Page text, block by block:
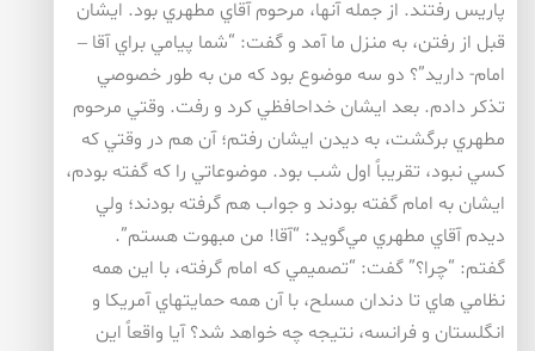
پاريس رفتند. از جمله آنها، مرحوم آقاي مطهري بود. ايشان
قبل از رفتن، به منزل ما آمد و گفت: “شما پيامي براي آقا –
امام- داريد”؟ دو سه موضوع بود كه من به طور خصوصي
تذكر دادم. بعد ايشان خداحافظي كرد و رفت. وقتي مرحوم
مطهري برگشت، به ديدن ايشان رفتم؛ آن هم در وقتي كه
كسي نبود، تقريباً اول شب بود. موضوعاتي را كه گفته بودم،
ايشان به امام گفته بودند و جواب هم گرفته بودند؛ ولي
ديدم آقاي مطهري مي‌گويد: “آقا! من مبهوت هستم”.
گفتم: “چرا؟” گفت: “تصميمي كه امام گرفته، با اين همه
نظامي هاي تا دندان مسلح، با آن همه حمايتهاي آمريكا و
انگلستان و فرانسه، نتيجه چه خواهد شد؟ آيا واقعاً اين